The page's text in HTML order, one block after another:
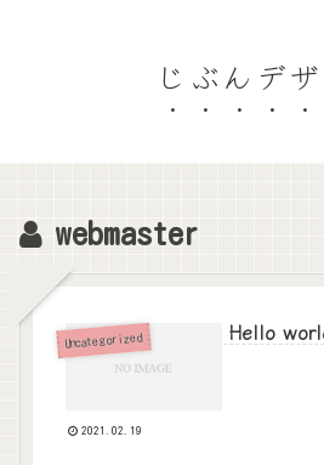
じぶんデ
webmaster
Uncategorized Hello
2021.02.19